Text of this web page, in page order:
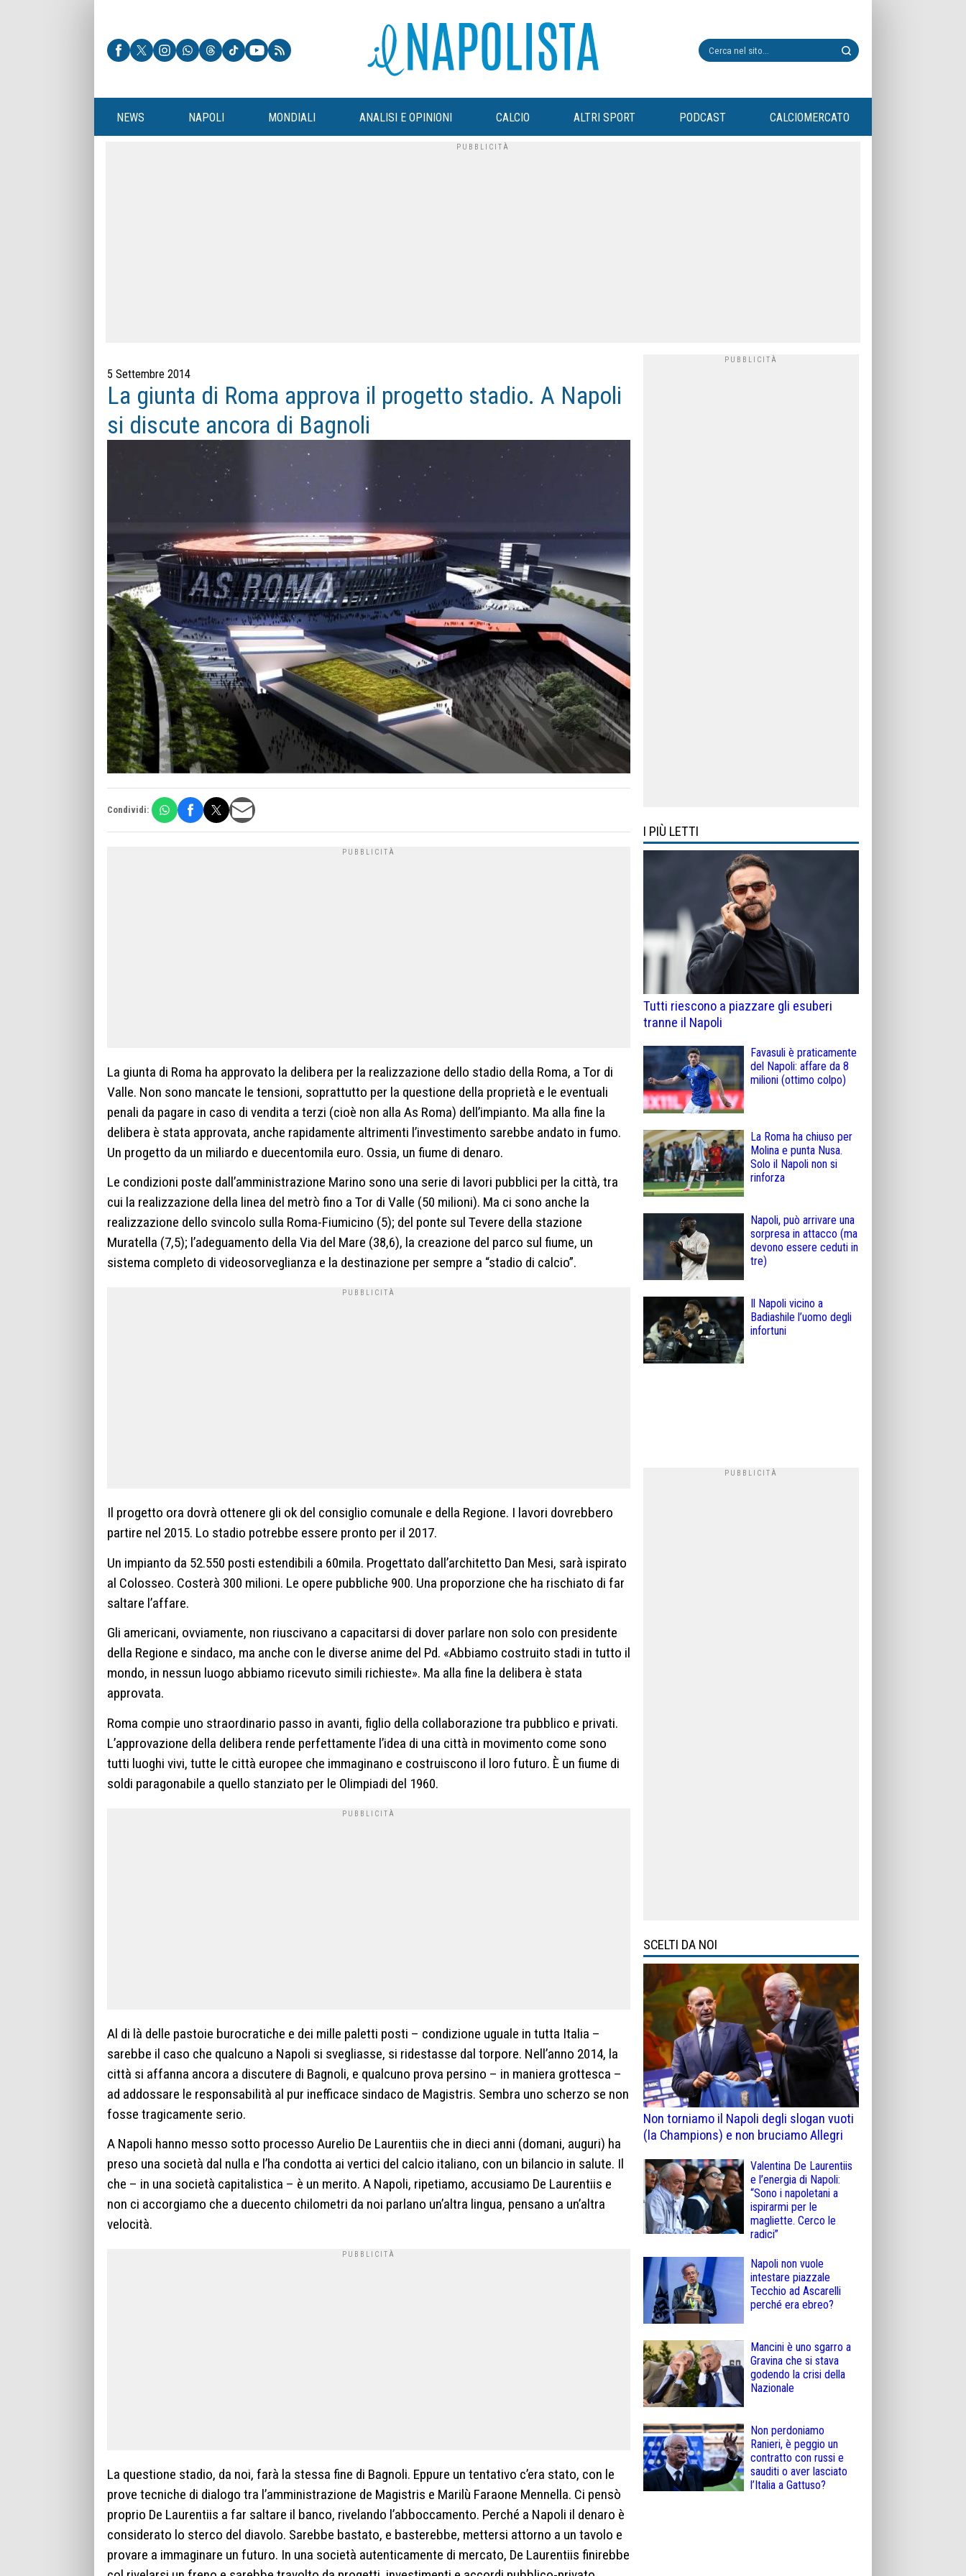
NEWS NAPOLI MONDIALI ANALISI E OPINIONI CALCIO ALTRI SPORT PODCAST CALCIOMERCATO
5 Settembre 2014
La giunta di Roma approva il progetto stadio. A Napoli
si discute ancora di Bagnoli
Condividi:
La giunta di Roma ha approvato la delibera per la realizzazione dello stadio della Roma, a Tor di
Valle. Non sono mancate le tensioni, soprattutto per la questione della proprietà e le eventuali
penali da pagare in caso di vendita a terzi (cioè non alla As Roma) dell’impianto. Ma alla fine la
delibera è stata approvata, anche rapidamente altrimenti l’investimento sarebbe andato in fumo.
Un progetto da un miliardo e duecentomila euro. Ossia, un fiume di denaro.
Le condizioni poste dall’amministrazione Marino sono una serie di lavori pubblici per la città, tra
cui la realizzazione della linea del metrò fino a Tor di Valle (50 milioni). Ma ci sono anche la
realizzazione dello svincolo sulla Roma-Fiumicino (5); del ponte sul Tevere della stazione
Muratella (7,5); l’adeguamento della Via del Mare (38,6), la creazione del parco sul fiume, un
sistema completo di videosorveglianza e la destinazione per sempre a “stadio di calcio”.
Il progetto ora dovrà ottenere gli ok del consiglio comunale e della Regione. I lavori dovrebbero
partire nel 2015. Lo stadio potrebbe essere pronto per il 2017.
Un impianto da 52.550 posti estendibili a 60mila. Progettato dall’architetto Dan Mesi, sarà ispirato
al Colosseo. Costerà 300 milioni. Le opere pubbliche 900. Una proporzione che ha rischiato di far
saltare l’affare.
Gli americani, ovviamente, non riuscivano a capacitarsi di dover parlare non solo con presidente
della Regione e sindaco, ma anche con le diverse anime del Pd. «Abbiamo costruito stadi in tutto il
mondo, in nessun luogo abbiamo ricevuto simili richieste». Ma alla fine la delibera è stata
approvata.
Roma compie uno straordinario passo in avanti, figlio della collaborazione tra pubblico e privati.
L’approvazione della delibera rende perfettamente l’idea di una città in movimento come sono
tutti luoghi vivi, tutte le città europee che immaginano e costruiscono il loro futuro. È un fiume di
soldi paragonabile a quello stanziato per le Olimpiadi del 1960.
Al di là delle pastoie burocratiche e dei mille paletti posti – condizione uguale in tutta Italia –
sarebbe il caso che qualcuno a Napoli si svegliasse, si ridestasse dal torpore. Nell’anno 2014, la
città si affanna ancora a discutere di Bagnoli, e qualcuno prova persino – in maniera grottesca –
ad addossare le responsabilità al pur inefficace sindaco de Magistris. Sembra uno scherzo se non
fosse tragicamente serio.
A Napoli hanno messo sotto processo Aurelio De Laurentiis che in dieci anni (domani, auguri) ha
preso una società dal nulla e l’ha condotta ai vertici del calcio italiano, con un bilancio in salute. Il
che – in una società capitalistica – è un merito. A Napoli, ripetiamo, accusiamo De Laurentiis e
non ci accorgiamo che a duecento chilometri da noi parlano un’altra lingua, pensano a un’altra
velocità.
La questione stadio, da noi, farà la stessa fine di Bagnoli. Eppure un tentativo c’era stato, con le
prove tecniche di dialogo tra l’amministrazione de Magistris e Marilù Faraone Mennella. Ci pensò
proprio De Laurentiis a far saltare il banco, rivelando l’abboccamento. Perché a Napoli il denaro è
considerato lo sterco del diavolo. Sarebbe bastato, e basterebbe, mettersi attorno a un tavolo e
provare a immaginare un futuro. In una società autenticamente di mercato, De Laurentiis finirebbe
I PIÙ LETTI
Tutti riescono a piazzare gli esuberi
tranne il Napoli
Favasuli è praticamente
del Napoli: affare da 8
milioni (ottimo colpo)
La Roma ha chiuso per
Molina e punta Nusa.
Solo il Napoli non si
rinforza
Napoli, può arrivare una
sorpresa in attacco (ma
devono essere ceduti in
tre)
Il Napoli vicino a
Badiashile l’uomo degli
infortuni
SCELTI DA NOI
Non torniamo il Napoli degli slogan vuoti
(la Champions) e non bruciamo Allegri
Valentina De Laurentiis
e l’energia di Napoli:
“Sono i napoletani a
ispirarmi per le
magliette. Cerco le
radici”
Napoli non vuole
intestare piazzale
Tecchio ad Ascarelli
perché era ebreo?
Mancini è uno sgarro a
Gravina che si stava
godendo la crisi della
Nazionale
Non perdoniamo
Ranieri, è peggio un
contratto con russi e
sauditi o aver lasciato
l’Italia a Gattuso?